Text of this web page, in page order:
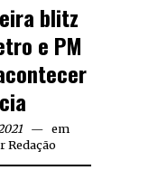
blitz
e PM
em
Redação